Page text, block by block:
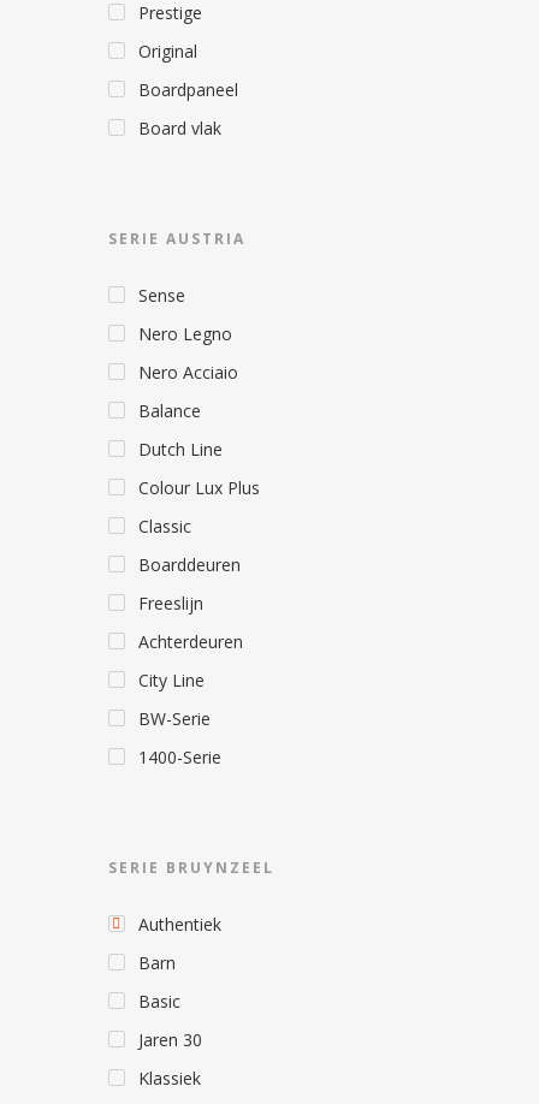
Prestige
Original
Boardpaneel
Board vlak
SERIE AUSTRIA
Sense
Nero Legno
Nero Acciaio
Balance
Dutch Line
Colour Lux Plus
Classic
Boarddeuren
Freeslijn
Achterdeuren
City Line
BW-Serie
1400-Serie
SERIE BRUYNZEEL
Authentiek
Barn
Basic
Jaren 30
Klassiek